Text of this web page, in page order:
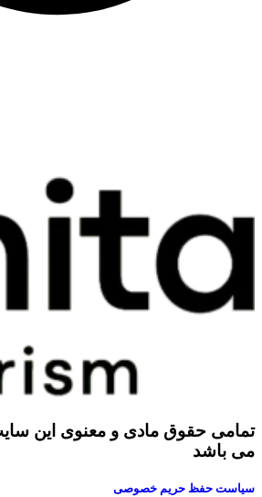
تمامی حقوق مادی و معنوی این
می باشد
سیاست حفظ حریم خصوصی